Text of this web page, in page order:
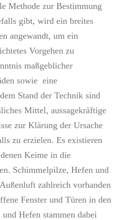
Methode zur Bestimmung
gibt, wird ein breites
angewandt, um ein
Vorgehen zu
maßgeblicher
sowie eine
Stand der Technik sind
Mittel, aussagekräftige
zur Klärung der Ursache
zu erzielen. Es existieren
Keime in die
Schimmelpilze, Hefen und
zahlreich vorhanden
Fenster und Türen in den
Hefen stammen dabei